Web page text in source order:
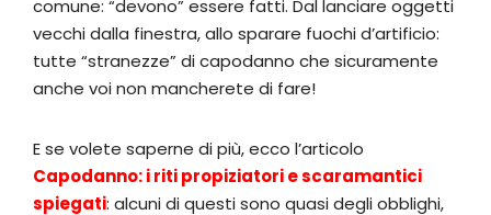
comune: “devono” essere fatti. Dal lanciare oggetti
vecchi dalla finestra, allo sparare fuochi d’artificio:
tutte “stranezze” di capodanno che sicuramente
anche voi non mancherete di fare!
E se volete saperne di più, ecco l’articolo
Capodanno: i riti propiziatori e scaramantici
spiegati: alcuni di questi sono quasi degli obblighi,